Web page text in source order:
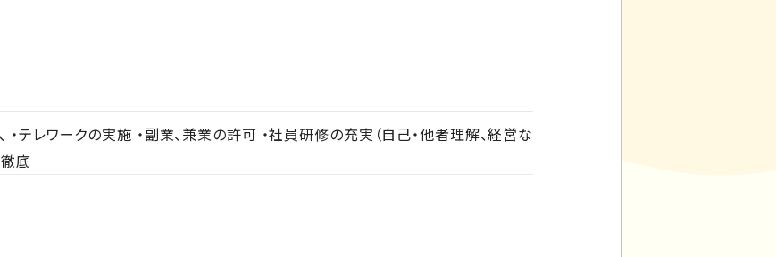
・テレワークの実施 ・副業、兼業の許可 ・社員研修の充実（自己・他者理解、経営な
徹底